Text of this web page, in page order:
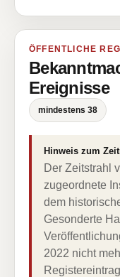
ÖFFENTLICHE
Ereignisse
mindestens 38
Hinweis zum
Der Zeitstrahl
zugeordnete
dem
Gesonderte
2022 nicht